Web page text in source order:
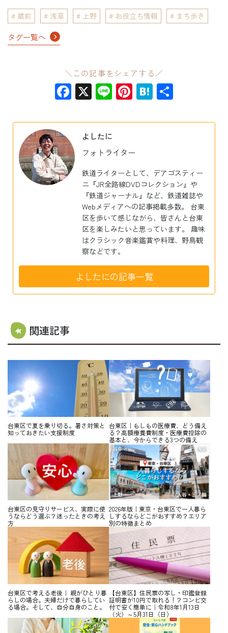
蔵前 浅草 上野 お役立ち情報 まち歩き
タグ一覧へ
＼この記事をシェアする／
Facebook
X LinePinterest
Hatena
よしたに
フォトライター
鉄道ライターとして、デアゴスティー
ニ『JR全路線DVDコレクション』や
『鉄道ジャーナル』など、鉄道雑誌や
Webメディアへの記事掲載多数。 台東
区を歩いて感じながら、皆さんと台東
区を楽しみたいと思っています。 趣味
はクラシック音楽鑑賞や料理、野鳥観
察などです。
よしたにの記事一覧
関連記事
台東区で夏を乗り切る。暑さ対策と
知っておきたい支援制度
台東区｜もしもの医療費、どう備え
る？高額療養費制度・医療費控除の
基本と、今からできる3つの備え
台東区の見守りサービス、実際に使
うならどう選ぶ？迷ったときの考え
方
2026年版｜東京・台東区で一人暮ら
しするならどこがおすすめ？エリア
別の特徴まとめ
台東区で考える老後｜ 親がひとり暮
らしの場合。夫婦だけで暮らしてい
る場合。そして、自分自身のこと。
【台東区】住民票の写し・印鑑登録
証明書が10円で取れる！？コンビ交
付で安く簡単に｜令和8年1月13日
（火）～5月31日（日）